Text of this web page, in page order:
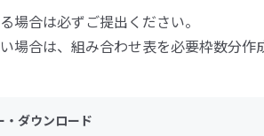
場合は必ずご提出ください。
場合は、組み合わせ表を必要枠数分作
ダウンロード